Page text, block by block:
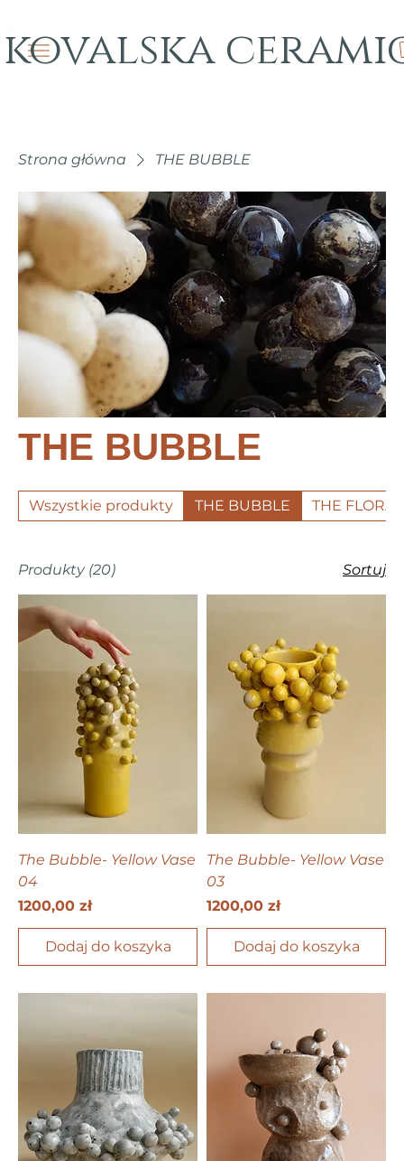
kovalska
Strona główna THE BUBBLE
THE BUBBLE
Wszystkie produkty THE BUBBLE THE FLORAL
Produkty (20) Sortuj
The Bubble- Yellow Vase
04
Cena
1200,00 zł
Dodaj do koszyka
The Bubble- Yellow Vase
03
Cena
1200,00 zł
Dodaj do koszyka